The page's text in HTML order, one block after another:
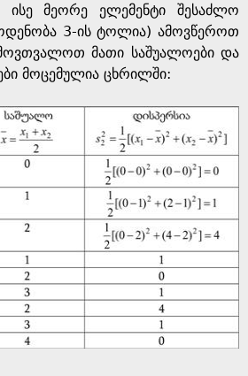
მეორე ელემენტი შესაძლო
3-ის ტოლია) ამოვწეროთ
მათი საშუალოები და
მოცემულია ცხრილში: